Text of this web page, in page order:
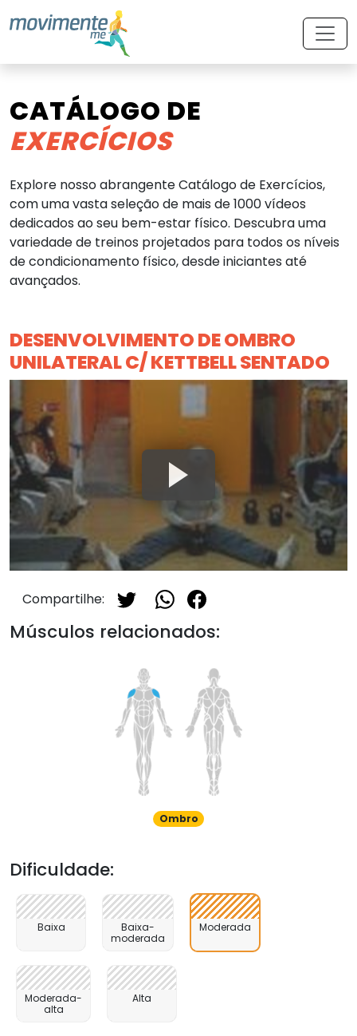
CATÁLOGO DE
EXERCÍCIOS
Explore nosso abrangente Catálogo de Exercícios,
com uma vasta seleção de mais de 1000 vídeos
dedicados ao seu bem-estar físico. Descubra uma
variedade de treinos projetados para todos os níveis
de condicionamento físico, desde iniciantes até
avançados.
DESENVOLVIMENTO DE OMBRO
UNILATERAL C/ KETTBELL SENTADO
Compartilhe:
Músculos relacionados:
Ombro
Dificuldade:
Baixa
Baixa-
moderada
Moderada
Moderada-
alta
Alta